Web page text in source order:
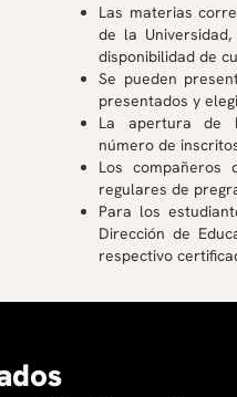
Las materias
de la
disponibilidad de
Se pueden
presentados y
La apertura de
número de
Los compañeros
regulares de
Para los
Dirección de
respectivo